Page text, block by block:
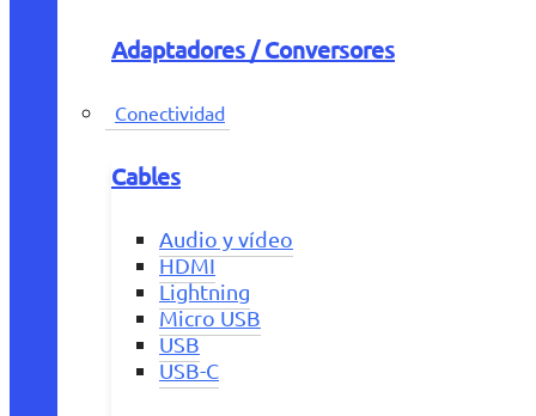
Adaptadores / Conversores
Conectividad
Cables
Audio y vídeo
HDMI
Lightning
Micro USB
USB
USB-C